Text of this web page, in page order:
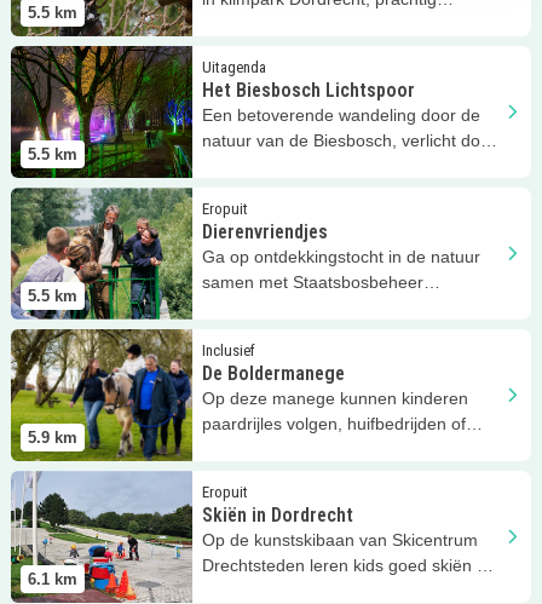
5.5 km
5.5 km
Uitagenda
Het Biesbosch Lichtspoor
Een betoverende wandeling door de
natuur van de Biesbosch, verlicht door
Lees meer Het Biesbosch Lichtspoor
5.5 km
Eropuit
Dierenvriendjes
Ga op ontdekkingstocht in de natuur
samen met Staatsbosbeheer
Lees meer Dierenvriendjes
5.9 km
Inclusief
De Boldermanege
Op deze manege kunnen kinderen
paardrijles volgen, huifbedrijden of
Lees meer De Boldermanege
6.1 km
Eropuit
Skiën in Dordrecht
Op de kunstskibaan van Skicentrum
Drechtsteden leren kids goed skiën of
Lees meer Skiën in Dordrecht